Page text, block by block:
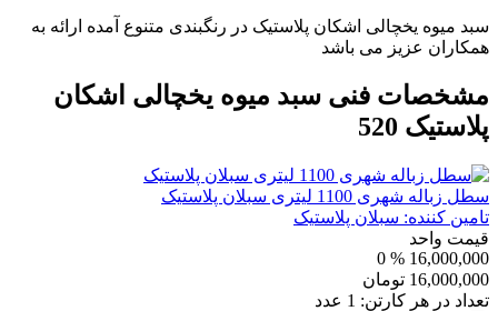
سبد میوه یخچالی اشکان پلاستیک در رنگبندی متنوع آمده ارائه به
همکاران عزیز می باشد
مشخصات فنی سبد میوه یخچالی اشکان
پلاستیک 520
سطل زباله شهری 1100 لیتری سبلان پلاستیک
تامین کننده: سبلان پلاستیک
قیمت واحد
16,000,000
% 0
16,000,000 تومان
تعداد در هر کارتن: 1 عدد